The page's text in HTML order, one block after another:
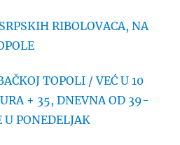
RIBOLOVACA, NA
TOPOLI / VEĆ U 10
+ 35, DNEVNA OD 39-
U PONEDELJAK